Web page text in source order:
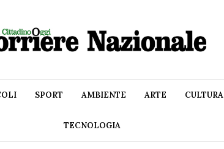
SPORT AMBIENTE ARTE CULTURA
TECNOLOGIA